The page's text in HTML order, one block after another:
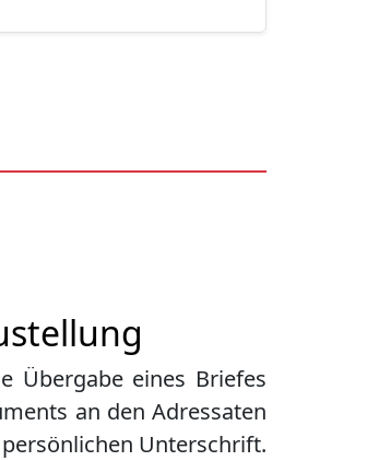
Übergabe eines Briefes
an den Adressaten
Unterschrift.